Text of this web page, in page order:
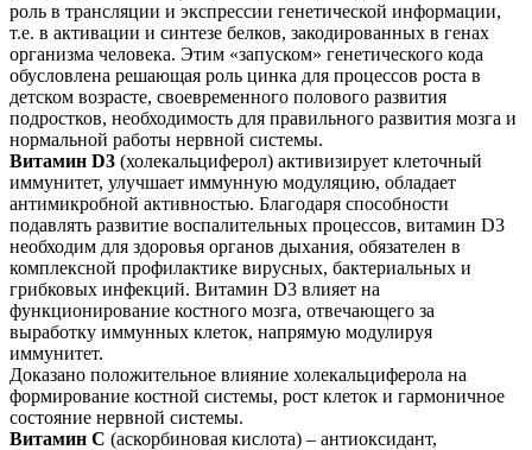
роль в трансляции и экспрессии генетической информации,
т.е. в активации и синтезе белков, закодированных в генах
организма человека. Этим «запуском» генетического кода
обусловлена решающая роль цинка для процессов роста в
детском возрасте, своевременного полового развития
подростков, необходимость для правильного развития мозга и
нормальной работы нервной системы.
Витамин D3 (холекальциферол) активизирует клеточный
иммунитет, улучшает иммунную модуляцию, обладает
антимикробной активностью. Благодаря способности
подавлять развитие воспалительных процессов, витамин D3
необходим для здоровья органов дыхания, обязателен в
комплексной профилактике вирусных, бактериальных и
грибковых инфекций. Витамин D3 влияет на
функционирование костного мозга, отвечающего за
выработку иммунных клеток, напрямую модулируя
иммунитет.
Доказано положительное влияние холекальциферола на
формирование костной системы, рост клеток и гармоничное
состояние нервной системы.
Витамин С (аскорбиновая кислота) – антиоксидант,